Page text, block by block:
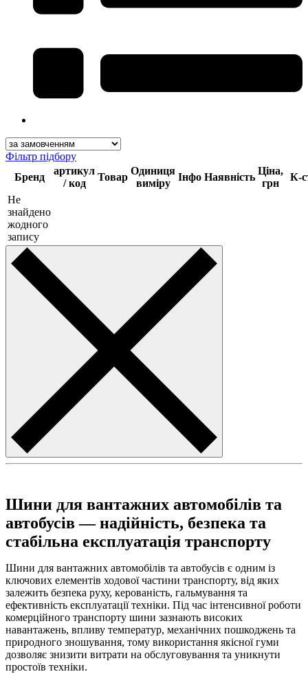
Фільтр підбору
Бренд
артикул
/ код
Товар
Одиниця
виміру
Інфо Наявність
Ціна,
грн
К-
Не
знайдено
жодного
запису
Шини для вантажних автомобілів та
автобусів — надійність, безпека та
стабільна експлуатація транспорту
Шини для вантажних автомобілів та автобусів є одним із
ключових елементів ходової частини транспорту, від яких
залежить безпека руху, керованість, гальмування та
ефективність експлуатації техніки. Під час інтенсивної роботи
комерційного транспорту шини зазнають високих
навантажень, впливу температур, механічних пошкоджень та
природного зношування, тому використання якісної гуми
дозволяє знизити витрати на обслуговування та уникнути
простоїв техніки.